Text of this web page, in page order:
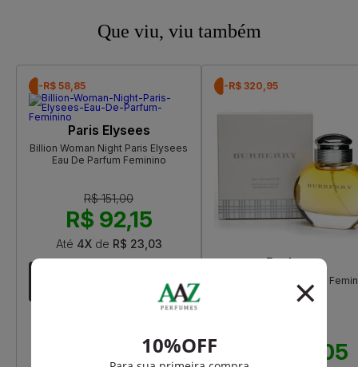
Que viu, viu também
-R$ 58,85
Paris Elysees
Billion Woman Night Paris Elysees
Eau De Parfum Feminino
R$ 151,00
R$ 92,15
Até 4Xde R$ 23,03
-R$ 320,95
Burberry
Burberry Eau De Parfum
R$ 569,05